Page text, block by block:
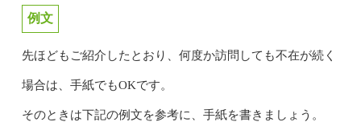
例文
先ほどもご紹介したとおり、何度か訪問しても不在が続く
場合は、手紙でもOKです。
そのときは下記の例文を参考に、手紙を書きましょう。